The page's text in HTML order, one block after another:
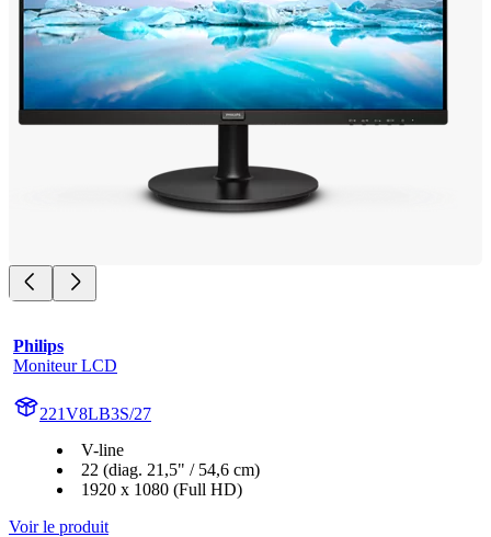
Philips
Moniteur LCD
221V8LB3S/27
V-line
22 (diag. 21,5" / 54,6 cm)
1920 x 1080 (Full HD)
Voir le produit